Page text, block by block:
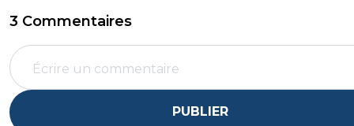
3 Commentaires
PUBLIER